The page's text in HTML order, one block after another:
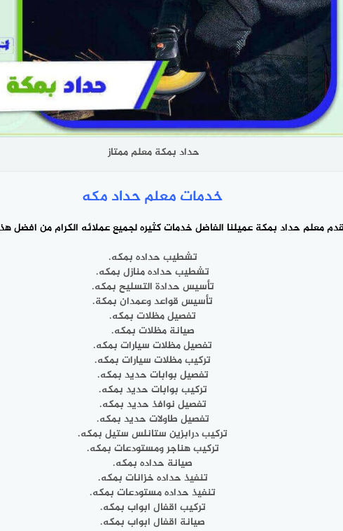
حداد بمكة معلم ممتاز ‎
خدمات معلم ‎حداد مكه
معلم حداد بمكة عميلنا الفاضل خدمات كثيره لجميع ‎عملائه الكرام من افضل هذه الخدمات.
تشطيب حداده بمكه.
تشطيب ‎حداده منازل بمكه.
تأسيس حدادة التسليح بمكه.
تأسيس قواعد وعمدان بمكة.
تفصيل مظلات بمكه.
صيانة مظلات بمكه.
تفصيل مظلات سيارات بمكه.
تركيب مظلات ‎سيارات بمكه.
تفصيل بوابات حديد بمكه.
تركيب بوابات حديد بمكه.
‎تفصيل نوافذ حديد بمكه.
تفصيل طاولات حديد بمكه.
تركيب درابزين ‎ستانلس ستيل بمكه.
تركيب هناجر ومستودعات بمكه.
صيانة حداده بمكه.
‎تنفيذ حداده خزانات بمكه.
تنفيذ حداده مستودعات بمكه.
تركيب اقفال ‎ابواب بمكه.
صيانة اقفال ابواب بمكه.